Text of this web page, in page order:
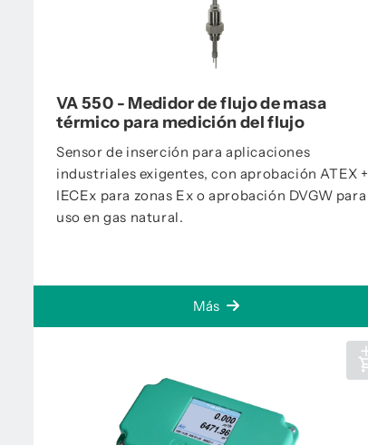
VA 550 - Medidor de flujo de masa
térmico para medición del flujo
Sensor de inserción para aplicaciones
industriales exigentes, con aprobación ATEX +
IECEx para zonas Ex o aprobación DVGW para
uso en gas natural.
Más